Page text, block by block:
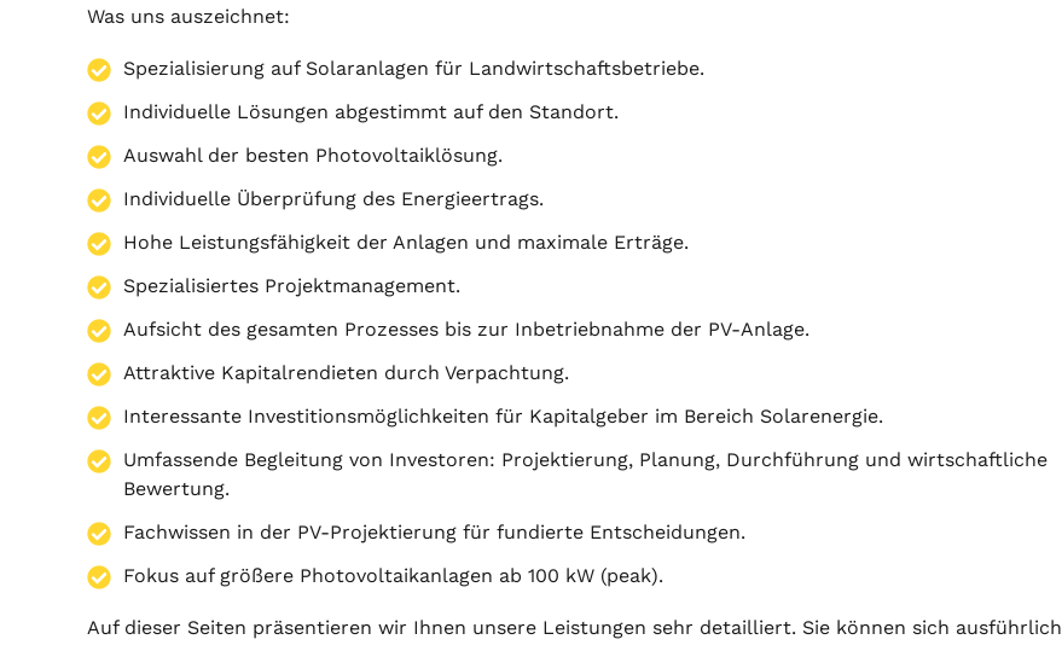
Was uns auszeichnet:
Spezialisierung auf Solaranlagen für Landwirtschaftsbetriebe.
Individuelle Lösungen abgestimmt auf den Standort.
Auswahl der besten Photovoltaiklösung.
Individuelle Überprüfung des Energieertrags.
Hohe Leistungsfähigkeit der Anlagen und maximale Erträge.
Spezialisiertes Projektmanagement.
Aufsicht des gesamten Prozesses bis zur Inbetriebnahme der PV-Anlage.
Attraktive Kapitalrendieten durch Verpachtung.
Interessante Investitionsmöglichkeiten für Kapitalgeber im Bereich Solarenergie.
Umfassende Begleitung von Investoren: Projektierung, Planung, Durchführung und wirtschaftliche
Bewertung.
Fachwissen in der PV-Projektierung für fundierte Entscheidungen.
Fokus auf größere Photovoltaikanlagen ab 100 kW (peak).
Auf dieser Seiten präsentieren wir Ihnen unsere Leistungen sehr detailliert. Sie können sich ausführlich